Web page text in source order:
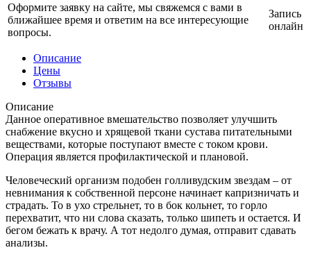
Оформите заявку на сайте, мы свяжемся с вами в
ближайшее время и ответим на все интересующие
вопросы.
Запись
онлайн
Описание
Цены
Отзывы
Описание
Данное оперативное вмешательство позволяет улучшить
снабжение вкусно и хрящевой ткани сустава питательными
веществами, которые поступают вместе с током крови.
Операция является профилактической и плановой.
Человеческий организм подобен голливудским звездам – от
невнимания к собственной персоне начинает капризничать и
страдать. То в ухо стрельнет, то в бок кольнет, то горло
перехватит, что ни слова сказать, только шипеть и остается. И
бегом бежать к врачу. А тот недолго думая, отправит сдавать
анализы.